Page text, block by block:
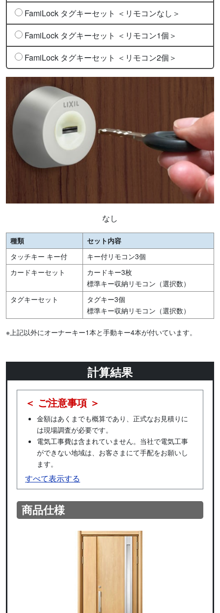
なし
種類
セット内容
タッチキー キー付
キー付リモコン3個
カードキーセット
カードキー3枚
標準キー収納リモコン（選択数）
タグキーセット
タグキー3個
標準キー収納リモコン（選択数）
※上記以外にオーナーキー1本と手動キー4本が付いています。
FamiLock タグキーセット ＜リモコンなし＞
FamiLock タグキーセット ＜リモコン1個＞
FamiLock タグキーセット ＜リモコン2個＞
計算結果
＜ ご注意事項 ＞
金額はあくまでも概算であり、正式なお見積りに
は現場調査が必要です。
電気工事費は含まれていません。当社で電気工事
ができない地域は、お客さまにて手配をお願いし
ます。
すべて表示する
商品仕様